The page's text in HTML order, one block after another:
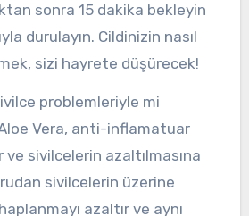
sonra 15 dakika bekleyin
durulayın. Cildinizin nasıl
sizi hayrete düşürecek!
problemleriyle mi
Vera, anti-inflamatuar
sivilcelerin azaltılmasına
sivilcelerin üzerine
azaltır ve aynı